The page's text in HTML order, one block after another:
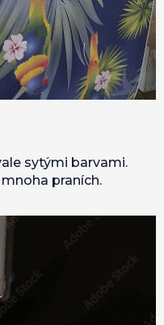
sytými barvami.
praních.